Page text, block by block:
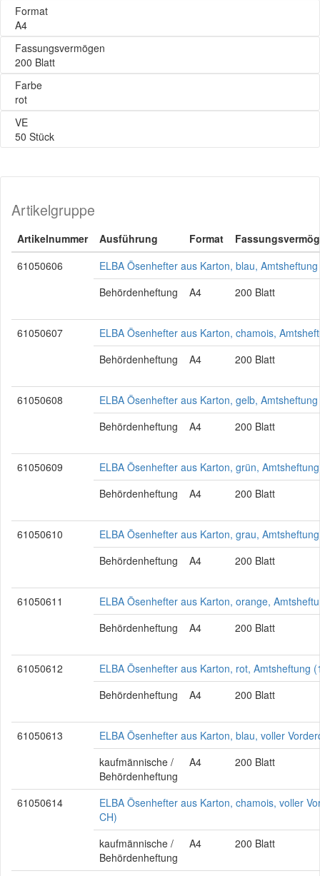
Format
A4
Fassungsvermögen
200 Blatt
Farbe
rot
VE
50 Stück
Artikelgruppe
Artikelnummer Ausführung Format
61050606
ELBA Ösenhefter aus Karton, blau,
Behördenheftung
A4 200 Blatt
61050607
ELBA Ösenhefter aus Karton, chamois,
Behördenheftung
A4 200 Blatt
61050608
ELBA Ösenhefter aus Karton, gelb,
Behördenheftung
A4 200 Blatt
61050609
ELBA Ösenhefter aus Karton, grün,
Behördenheftung
A4 200 Blatt
61050610
ELBA Ösenhefter aus Karton, grau,
Behördenheftung
A4 200 Blatt
61050611
ELBA Ösenhefter aus Karton, orange,
Behördenheftung
A4 200 Blatt
61050612
ELBA Ösenhefter aus Karton, rot, Amtsheftung
Behördenheftung
A4 200 Blatt
61050613
ELBA Ösenhefter aus Karton, blau, voller
kaufmännische /
Behördenheftung
A4 200 Blatt
61050614
ELBA Ösenhefter aus Karton, chamois, voller
CH)
kaufmännische /
Behördenheftung
A4 200 Blatt